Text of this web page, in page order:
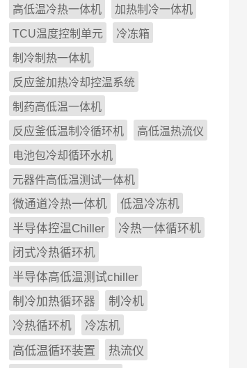
高低温冷热一体机 加热制冷一体机
TCU温度控制单元 冷冻箱
制冷制热一体机
反应釜加热冷却控温系统
制药高低温一体机
反应釜低温制冷循环机 高低温热流仪
电池包冷却循环水机
元器件高低温测试一体机
微通道冷热一体机
低温冷冻机
半导体控温Chiller
冷热一体循环机
闭式冷热循环机
半导体高低温测试chiller
制冷加热循环器
制冷机
冷热循环机
冷冻机
高低温循环装置
热流仪